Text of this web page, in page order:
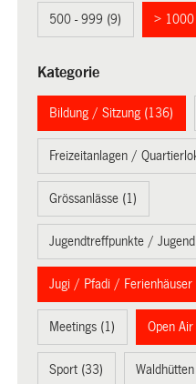
500 - 999 (9) >
Kategorie
Bildung / Sitzung (136)
Freizeitanlagen /
Grössanlässe (1)
Jugendtreffpunkte /
Jugi / Pfadi / Ferienhäuser
Meetings (1) Open Air
Sport (33)